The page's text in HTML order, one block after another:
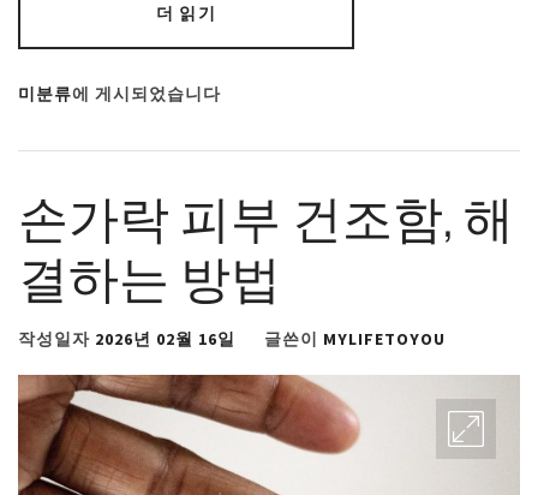
더 읽기
미분류에 게시되었습니다
손가락 피부 건조함, 해
결하는 방법
작성일자 2026년 02월 16일 글쓴이 MYLIFETOYOU